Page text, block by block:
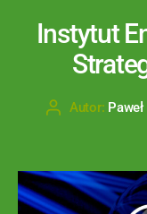
Instytut
Autor: